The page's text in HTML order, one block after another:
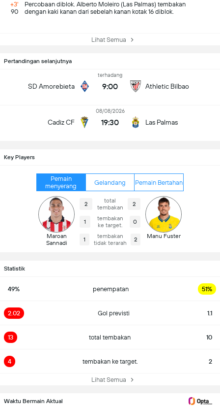
+3'
90
Percobaan diblok. Alberto Moleiro (Las Palmas) tembakan
dengan kaki kanan dari sebelah kanan kotak 16 diblok.
Lihat Semua
Pertandingan selanjutnya
SD Amorebieta
terhadang
9:00 Athletic Bilbao
Cadiz CF
08/08/2026
19:30 Las Palmas
Key Players
Pemain
menyerang
Gelandang Pemain Bertahan
Maroan
Sannadi
2
total
tembakan
2
1
tembakan
ke target.
0
1
tembakan
tidak terarah
2 Manu Fuster
Statistik
49% penempatan 51%
2.02 Gol previsti 1.1
13 total tembakan 10
4 tembakan ke target. 2
Lihat Semua
Waktu Bermain Aktual